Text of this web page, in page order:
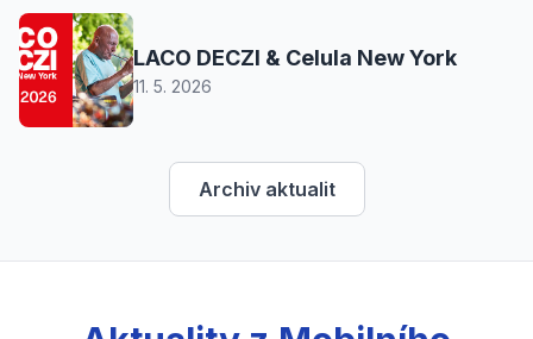
LACO DECZI & Celula New York
11. 5. 2026
Archiv aktualit